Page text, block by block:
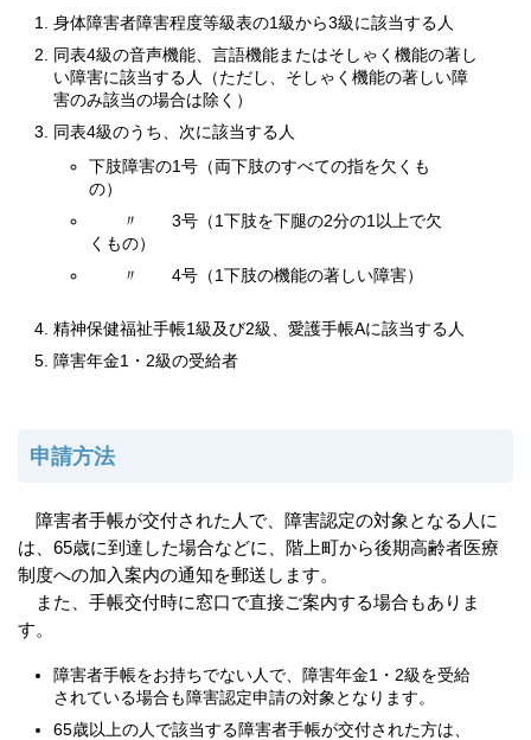
身体障害者障害程度等級表の1級から3級に該当する人
同表4級の音声機能、言語機能またはそしゃく機能の著し
い障害に該当する人（ただし、そしゃく機能の著しい障
害のみ該当の場合は除く）
同表4級のうち、次に該当する人
下肢障害の1号（両下肢のすべての指を欠くも
の）
〃 3号（1下肢を下腿の2分の1以上で欠
くもの）
〃 4号（1下肢の機能の著しい障害）
精神保健福祉手帳1級及び2級、愛護手帳Aに該当する人
障害年金1・2級の受給者
申請方法
障害者手帳が交付された人で、障害認定の対象となる人に
は、65歳に到達した場合などに、階上町から後期高齢者医療
制度への加入案内の通知を郵送します。
また、手帳交付時に窓口で直接ご案内する場合もありま
す。
障害者手帳をお持ちでない人で、障害年金1・2級を受給
されている場合も障害認定申請の対象となります。
65歳以上の人で該当する障害者手帳が交付された方は、